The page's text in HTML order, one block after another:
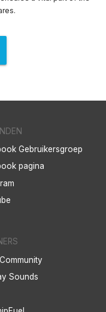
Gebruikersgroep
pagina
Sounds